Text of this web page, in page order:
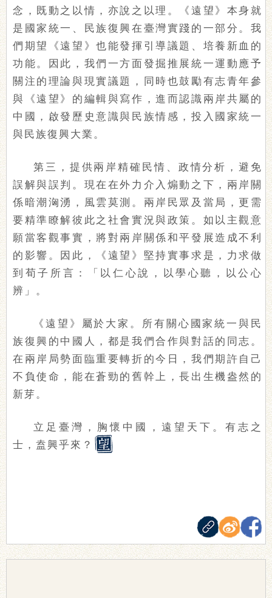
念，既動之以情，亦說之以理。《遠望》本身就
是國家統一、民族復興在臺灣實踐的一部分。我
們期望《遠望》也能發揮引導議題、培養新血的
功能。因此，我們一方面發掘推展統一運動應予
關注的理論與現實議題，同時也鼓勵有志青年參
與《遠望》的編輯與寫作，進而認識兩岸共屬的
中國，啟發歷史意識與民族情感，投入國家統一
與民族復興大業。
第三，提供兩岸精確民情、政情分析，避免
誤解與誤判。現在在外力介入煽動之下，兩岸關
係暗潮洶湧，風雲莫測。兩岸民眾及當局，更需
要精準瞭解彼此之社會實況與政策。如以主觀意
願當客觀事實，將對兩岸關係和平發展造成不利
的影響。因此，《遠望》堅持實事求是，力求做
到荀子所言：「以仁心說，以學心聽，以公心
辨」。
《遠望》屬於大家。所有關心國家統一與民
族復興的中國人，都是我們合作與對話的同志。
在兩岸局勢面臨重要轉折的今日，我們期許自己
不負使命，能在蒼勁的舊幹上，長出生機盎然的
新芽。
立足臺灣，胸懷中國，遠望天下。有志之
士，盍興乎來？